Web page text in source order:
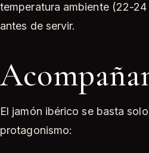
temperatura ambiente (22-
antes de servir.
El jamón ibérico se basta
protagonismo: